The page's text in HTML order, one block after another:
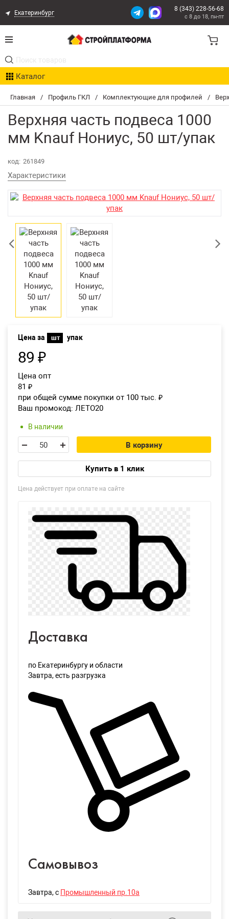
Главная / Профиль ГКЛ / Комплектующие для профилей /
Верхняя часть подвеса 1000
мм Knauf Нониус, 50 шт/упак
код: 261849
Характеристики
Цена за шт упак
89 ₽
Цена опт
81 ₽
при общей сумме покупки от 100 тыс. ₽
Ваш промокод: ЛЕТО20
В наличии
В корзину
Купить в 1 клик
Цена действует при оплате на сайте
Доставка
по Екатеринбургу и области
Завтра, есть разгрузка
Самовывоз
Завтра, с Промышленный пр.10а
Екатеринбург
8 (343) 228-56-68
с 8 до 18, пн-пт
Каталог
Акции
Расчет доставки
Организациям
Опыт поставок
Контакты
Оплата и Доставка
Возврат товара
Екатеринбург